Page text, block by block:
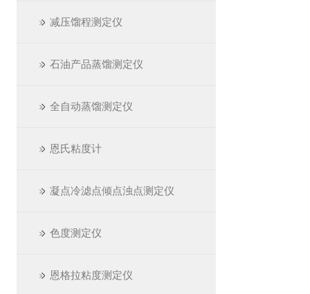
减压馏程测定仪
石油产品蒸馏测定仪
全自动蒸馏测定仪
恩氏粘度计
凝点冷滤点倾点浊点测定仪
色度测定仪
恩格拉粘度测定仪